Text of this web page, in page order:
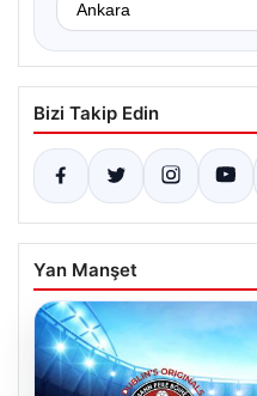
Bizi Takip Edin
Yan Manşet